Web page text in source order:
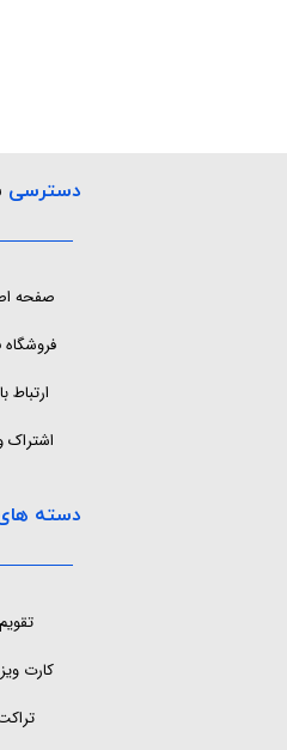
دسترسی
صفحه
فروشگاه
ارتباط
اشتراک
دسته
تقویم
کارت